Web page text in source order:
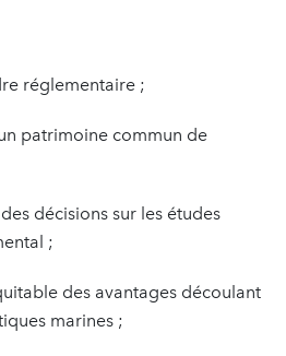
réglementaire ;
patrimoine commun de
décisions sur les études
;
des avantages découlant
marines ;